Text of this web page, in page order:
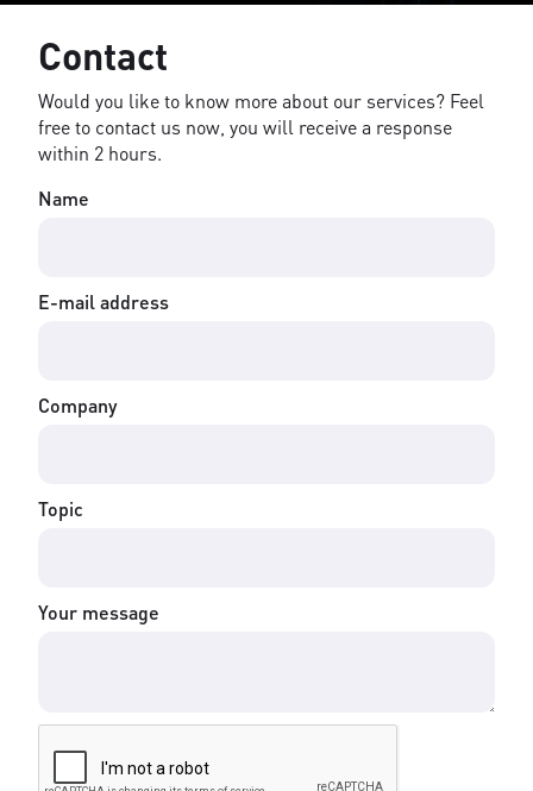
Contact
Would you like to know more about our services? Feel
free to contact us now, you will receive a response
within 2 hours.
Name
E-mail address
Company
Topic
Your message